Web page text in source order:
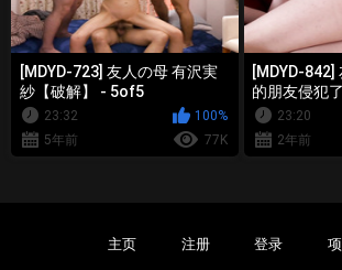
[MDYD-723] 友人の母 有沢実
紗【破解】 - 5of5
23:32
100%
5年前
77K
[MDYD-842]
的朋友侵犯
【破解】 -
23:20
2年前
主页 注册 登录